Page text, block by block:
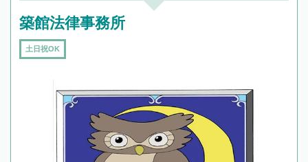
築館法律事務所
土日祝OK